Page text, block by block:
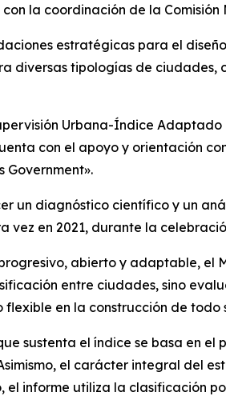
con la coordinación de la
estratégicas para el
diversas tipologías de
Urbana-Índice
con el apoyo y orientación
Government».
un diagnóstico científico y un
vez en 2021, durante la
abierto y adaptable,
entre ciudades, sino
en la construcción de todo
sustenta el índice se basa en
el carácter integral del
el informe utiliza la clasificación